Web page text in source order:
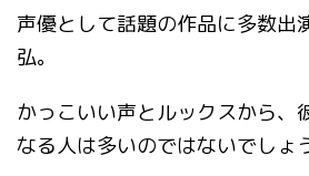
声優として話題の作品に多数出
弘。
かっこいい声とルックスから、
なる人は多いのではないでしょ